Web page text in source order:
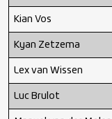
Kian Vos
Kyan Zetzema
Lex van Wissen
Luc Brulot